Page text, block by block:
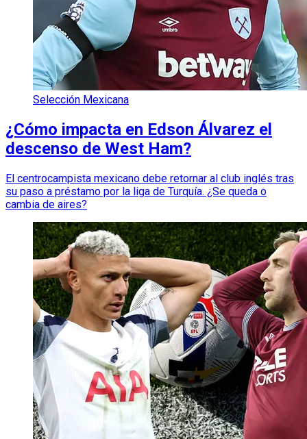
Selección Mexicana
¿Cómo impacta en Edson Álvarez el
descenso de West Ham?
El centrocampista mexicano debe retornar al club inglés tras
su paso a préstamo por la liga de Turquía. ¿Se queda o
cambia de aires?